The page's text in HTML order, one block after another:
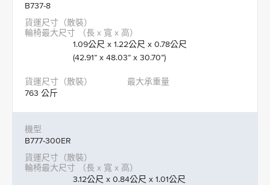
B737-8
1.09公尺 x 1.22公尺 x 0.78公尺
(42.91” x 48.03” x 30.70”)
763 公斤
B777-300ER
3.12公尺 x 0.84公尺 x 1.01公尺